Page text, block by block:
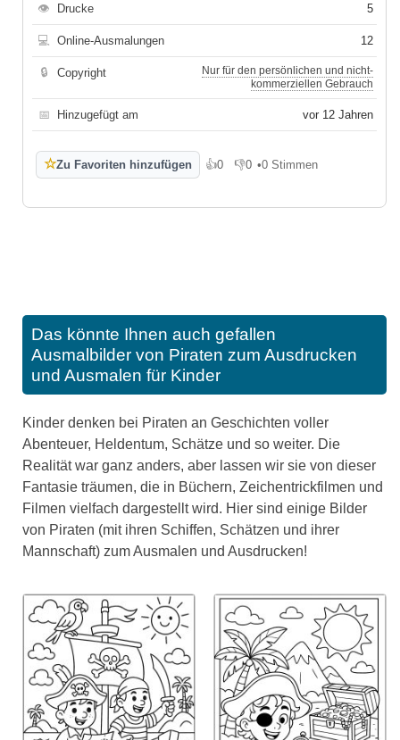
👁 Drucke 5
💻 Online-Ausmalungen 12
🔒 Copyright
Nur für den persönlichen und nicht-
kommerziellen Gebrauch
📅 Hinzugefügt am vor 12 Jahren
☆Zu Favoriten hinzufügen 👍0
Gefällt mir
👎0
Gefällt mir nicht
•0 Stimmen
Das könnte Ihnen auch gefallen
Ausmalbilder von Piraten zum Ausdrucken
und Ausmalen für Kinder
Kinder denken bei Piraten an Geschichten voller
Abenteuer, Heldentum, Schätze und so weiter. Die
Realität war ganz anders, aber lassen wir sie von dieser
Fantasie träumen, die in Büchern, Zeichentrickfilmen und
Filmen vielfach dargestellt wird. Hier sind einige Bilder
von Piraten (mit ihren Schiffen, Schätzen und ihrer
Mannschaft) zum Ausmalen und Ausdrucken!